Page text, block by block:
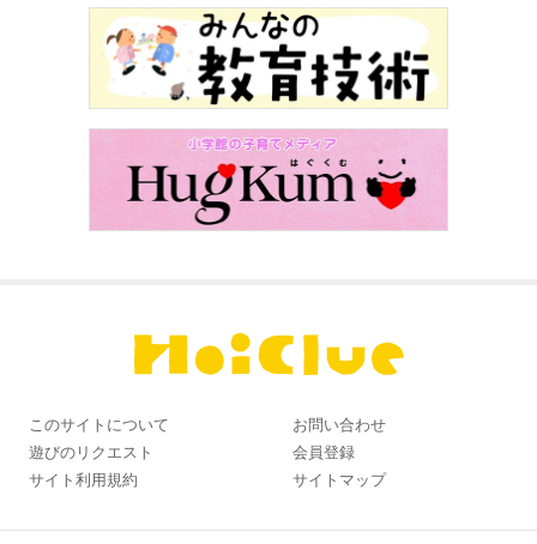
このサイトについて
お問い合わせ
遊びのリクエスト
会員登録
サイト利用規約
サイトマップ